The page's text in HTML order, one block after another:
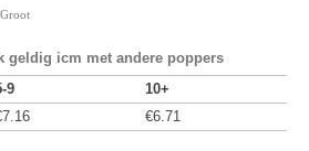
geldig icm met andere poppers
9
10+
7.16 €6.71